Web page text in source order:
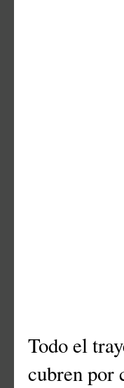
Todo el
cubren por